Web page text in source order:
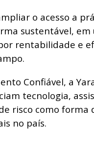
o acesso a
sustentável, em
rentabilidade e
Confiável, a
tecnologia,
risco como forma
no país.